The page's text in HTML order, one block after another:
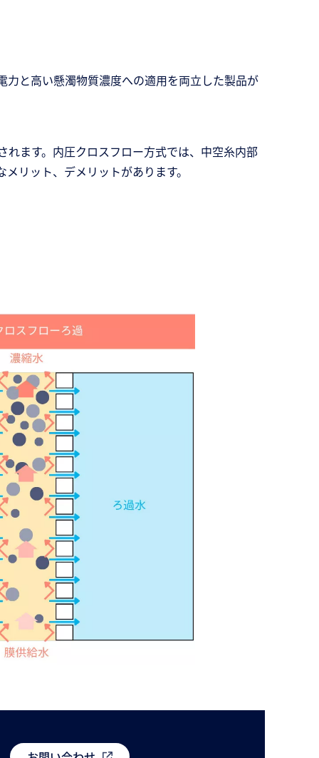
と高い懸濁物質濃度への適用を両立した製品が
ます。内圧クロスフロー方式では、中空糸内部
リット、デメリットがあります。